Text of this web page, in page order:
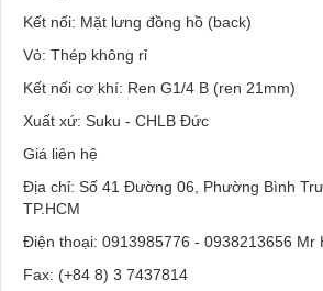
Kết nối: Mặt lưng đồng hồ (back)
Vỏ: Thép không rỉ
Kết nối cơ khí: Ren G1/4 B (ren 21mm)
Xuất xứ: Suku - CHLB Đức
Giá liên hệ
Địa chỉ: Số 41 Đường 06, Phường Bình
TP.HCM
Điện thoại: 0913985776 - 0938213656 Mr
Fax: (+84 8) 3 7437814